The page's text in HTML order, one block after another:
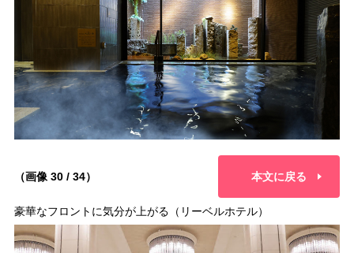
（画像 30 / 34） 本文に戻る
豪華なフロントに気分が上がる（リーベルホテル）